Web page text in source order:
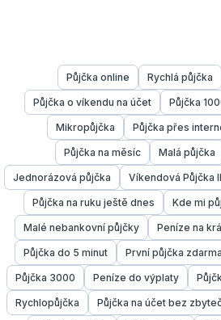
Půjčka online Rychlá půjčka
Půjčka o víkendu na účet Půjčka
Mikropůjčka Půjčka přes
Půjčka na měsíc Malá půjčka
Jednorázová půjčka Víkendová Půjčka
Půjčka na ruku ještě dnes Kde mi
Malé nebankovní půjčky Peníze na
Půjčka do 5 minut První půjčka zdarma
Půjčka 3000 Peníze do výplaty
Rychlopůjčka Půjčka na účet bez